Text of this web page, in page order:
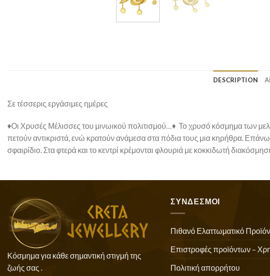
DESCRIPTION
Σε τέσσερις εργάσιμες ημέρες
♦Οι Χρυσές Μέλισσες του μινωικού πολιτισμού…♦ Το χρυσό κόσμημα των
πετούν αντικριστά, ενώ κρατούν ανάμεσα στα πόδια τους μια κηρήθρα.
σφαιρίδιο. Στα φτερά και το κεντρί κρέμονται φλουριά με κοκκιδωτή
Κόσμημα για κάθε σημαντική στιγμή της
ζωής σας .
ΣΥΝΔΕΣΜΟΙ
Πιθανό Ελαττωματικό Προϊόν
Επιστροφές προϊόντων –
Πολιτική απορρήτου